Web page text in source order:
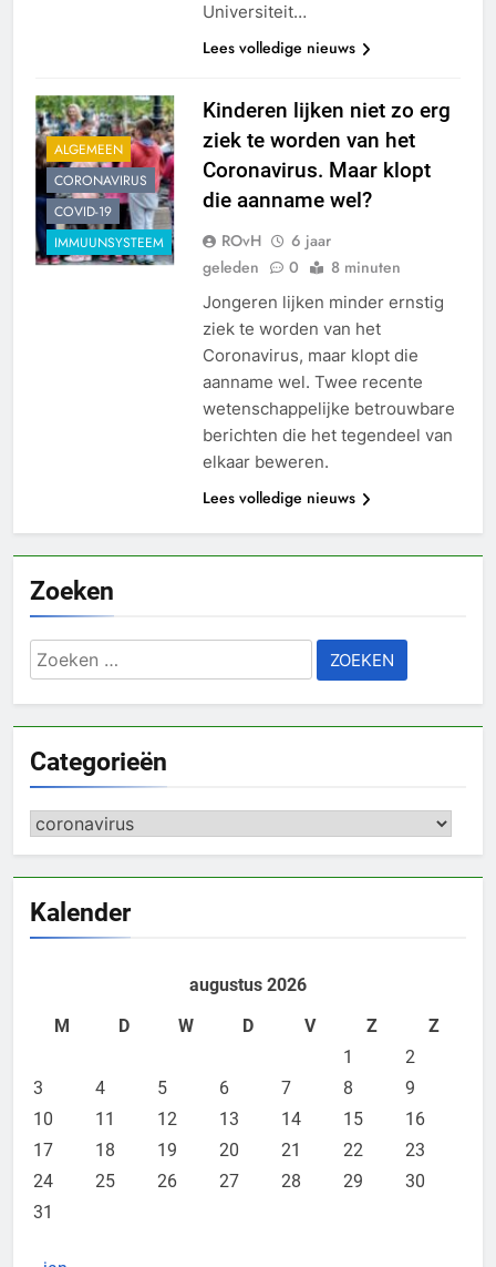
Universiteit…
Lees volledige nieuws
ALGEMEEN
CORONAVIRUS
COVID-19
IMMUUNSYSTEEM
Kinderen lijken niet zo erg
ziek te worden van het
Coronavirus. Maar klopt
die aanname wel?
ROvH
6 jaar
geleden
0 8 minuten
Jongeren lijken minder ernstig
ziek te worden van het
Coronavirus, maar klopt die
aanname wel. Twee recente
wetenschappelijke betrouwbare
berichten die het tegendeel van
elkaar beweren.
Lees volledige nieuws
Zoeken
Zoeken
naar:
Categorieën
Categorieën
Kalender
augustus 2026
M
D W D V Z
Z
1
2
3
4 5 6 7 8
9
10
11 12 13 14 15
16
17
18 19 20 21 22
23
24
25 26 27 28 29
30
31